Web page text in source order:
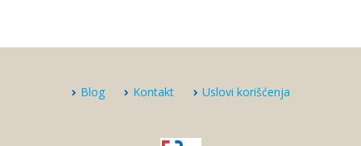
Blog Kontakt Uslovi korišćenja